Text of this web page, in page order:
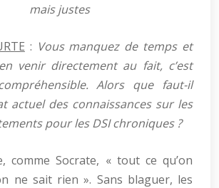
mais justes
: Vous manquez de temps et
venir directement au fait, c’est
Alors que faut-il
actuel des connaissances sur les
pour les DSI chroniques ?
comme Socrate, « tout ce qu’on
ne sait rien ». Sans blaguer, les